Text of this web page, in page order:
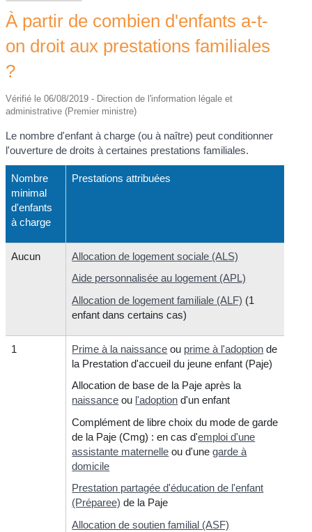
À partir de combien d'enfants a-t-
on droit aux prestations familiales
?
Vérifié le 06/08/2019 - Direction de l'information légale et
administrative (Premier ministre)
Le nombre d'enfant à charge (ou à naître) peut conditionner
l'ouverture de droits à certaines prestations familiales.
Nombre
minimal
d'enfants
à charge
Prestations attribuées
Aucun
Allocation de logement sociale (ALS)
Aide personnalisée au logement (APL)
Allocation de logement familiale (ALF) (1
enfant dans certains cas)
1 Prime à la naissance ou prime à l'adoption de
la Prestation d'accueil du jeune enfant (Paje)
Allocation de base de la Paje après la
naissance ou l'adoption d'un enfant
Complément de libre choix du mode de garde
de la Paje (Cmg) : en cas d'emploi d'une
assistante maternelle ou d'unegarde à
domicile
Prestation partagée d'éducation de l'enfant
(Préparee) de la Paje
Allocation de soutien familial (ASF)